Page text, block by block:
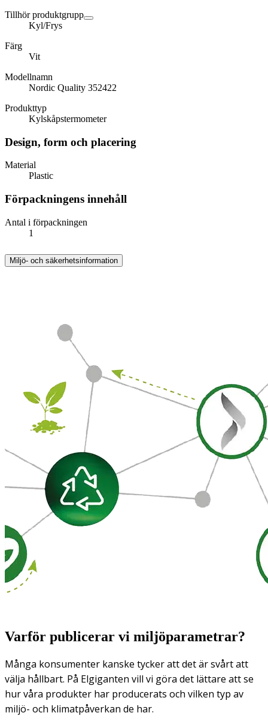
Tillhör produktgrupp
Kyl/Frys
Färg
Vit
Modellnamn
Nordic Quality 352422
Produkttyp
Kylskåpstermometer
Design, form och placering
Material
Plastic
Förpackningens innehåll
Antal i förpackningen
1
Miljö- och säkerhetsinformation
Varför publicerar vi miljöparametrar?
Många konsumenter kanske tycker att det är svårt att
välja hållbart. På Elgiganten vill vi göra det lättare att se
hur våra produkter har producerats och vilken typ av
miljö- och klimatpåverkan de har.